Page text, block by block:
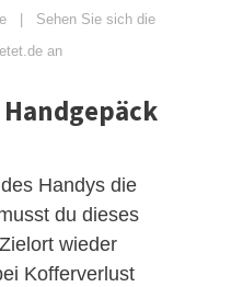
| Sehen Sie sich die
an
Handys die
du dieses
wieder
Kofferverlust